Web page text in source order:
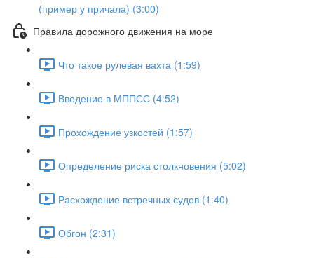
(пример у причала) (3:00)
Правила дорожного движения на море
Что такое рулевая вахта (1:59)
Введение в МППСС (4:52)
Прохождение узкостей (1:57)
Определение риска столкновения (5:02)
Расхождение встречных судов (1:40)
Обгон (2:31)